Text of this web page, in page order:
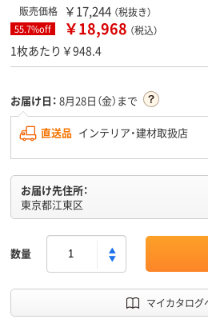
販売価格 ￥17,244 （税抜き）
55.7%off ￥18,968 （税込）
1枚あたり￥948.4
お届け日： 8月28日（金）まで
直送品 インテリア・建材取扱店
お届け先住所：
東京都江東区
数量
マイカタログ